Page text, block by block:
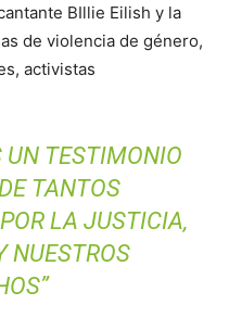
BIllie Eilish y la
de violencia de género,
activistas
UN TESTIMONIO
TANTOS
LA JUSTICIA,
NUESTROS